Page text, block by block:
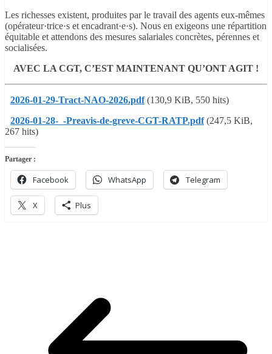
Les richesses existent, produites par le travail des agents eux-mêmes
(opérateur·trice·s et encadrant·e·s). Nous en exigeons une répartition
équitable et attendons des mesures salariales concrètes, pérennes et
socialisées.
AVEC LA CGT, C’EST MAINTENANT QU’ONT AGIT !
2026-01-29-Tract-NAO-2026.pdf(130,9 KiB, 550 hits)
2026-01-28-_-Preavis-de-greve-CGT-RATP.pdf(247,5 KiB,
267 hits)
Partager :
Facebook WhatsApp Telegram
X Plus